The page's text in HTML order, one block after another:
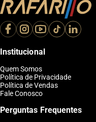
Institucional
Quem Somos
Política de Privacidade
Política de Vendas
Fale Conosco
Perguntas Frequentes